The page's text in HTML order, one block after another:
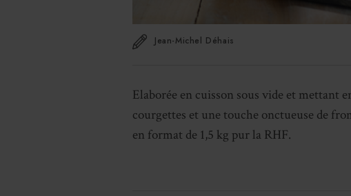
Jean-Michel Déhais
Elaborée en cuisson sous vide et mettant
courgettes et une touche onctueuse de
en format de 1,5 kg pur la RHF.